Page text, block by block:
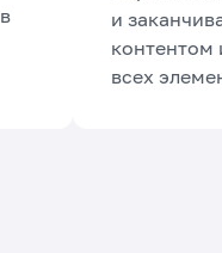
и
контентом
всех